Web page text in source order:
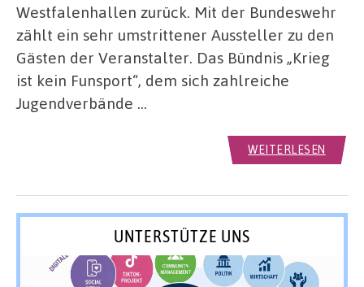
Westfalenhallen zurück. Mit der Bundeswehr
zählt ein sehr umstrittener Aussteller zu den
Gästen der Veranstalter. Das Bündnis „Krieg
ist kein Funsport“, dem sich zahlreiche
Jugendverbände …
WEITERLESEN
UNTERSTÜTZE UNS